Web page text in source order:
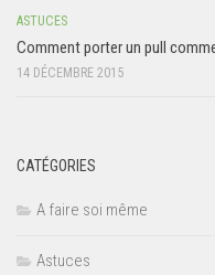
ASTUCES
Comment porter un pull
14 DÉCEMBRE 2015
CATÉGORIES
A faire soi même
Astuces